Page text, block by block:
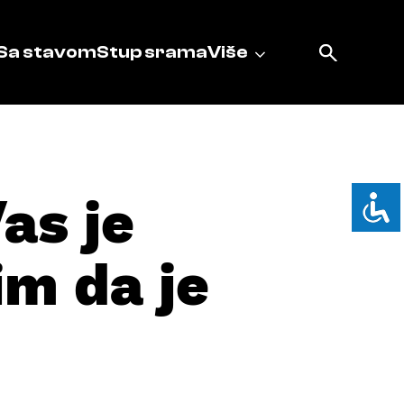
stavomStup sramaViše
je
da je